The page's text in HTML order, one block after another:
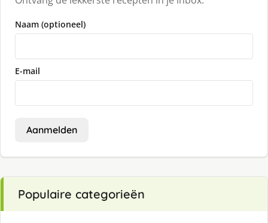
Naam (optioneel)
E-mail
Aanmelden
Populaire categorieën